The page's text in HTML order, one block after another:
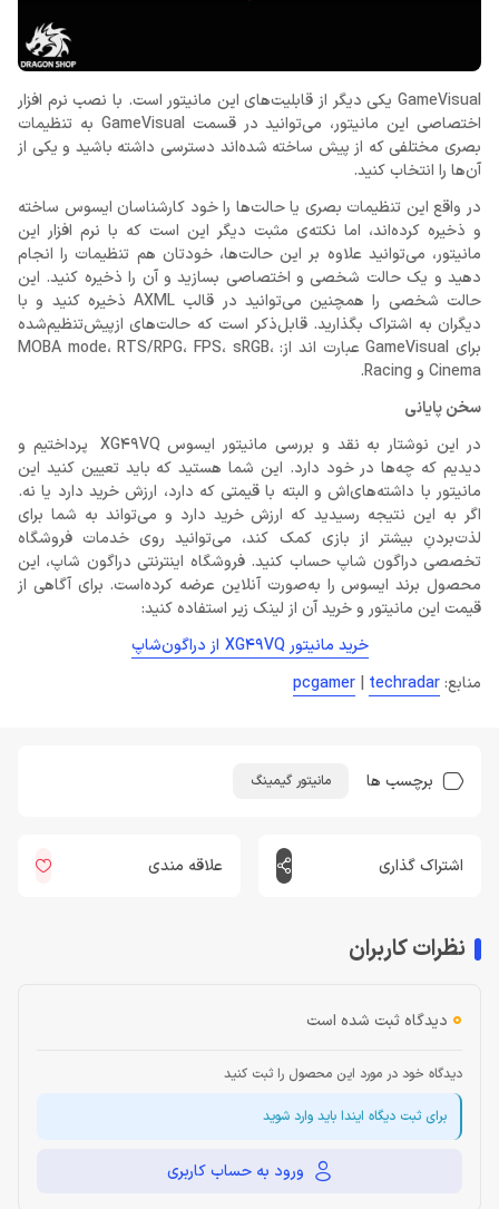
GameVisual یکی دیگر از قابلیت‌های این مانیتور است. با نصب نرم افزار
اختصاصی این مانیتور، می‌توانید در قسمت GameVisual به تنظیمات
بصری مختلفی که از پیش ساخته شده‌اند دسترسی داشته باشید و یکی از
آن‌ها را انتخاب کنید.
در واقع این تنظیمات بصری یا حالت‌ها را خود کارشناسان ایسوس ساخته
و ذخیره کرده‌اند، اما نکته‌ی مثبت دیگر این است که با نرم افزار این
مانیتور، می‌توانید علاوه بر این حالت‌ها، خودتان هم تنظیمات را انجام
دهید و یک حالت شخصی و اختصاصی بسازید و آن را ذخیره کنید. این
حالت شخصی را همچنین می‌توانید در قالب AXML ذخیره کنید و با
دیگران به اشتراک بگذارید. قابل‌ذکر است که حالت‌های ازپیش‌تنظیم‌شده
برای GameVisual عبارت اند از: MOBA mode، RTS/RPG، FPS، sRGB،
Cinema و Racing.
سخن پایانی
در این نوشتار به نقد و بررسی مانیتور ایسوس XG49VQ پرداختیم و
دیدیم که چه‌ها در خود دارد. این شما هستید که باید تعیین کنید این
مانیتور با داشته‌های‌اش و البته با قیمتی که دارد، ارزش خرید دارد یا نه.
اگر به این نتیجه رسیدید که ارزش خرید دارد و می‌تواند به شما برای
لذت‌بردنِ بیشتر از بازی کمک کند، می‌توانید روی خدمات فروشگاه
تخصصی دراگون شاپ حساب کنید. فروشگاه اینترنتی دراگون شاپ، این
محصول برند ایسوس را به‌صورت آنلاین عرضه کرده‌است. برای آگاهی از
قیمت این مانیتور و خرید آن از لینک زیر استفاده کنید:
خرید مانیتور XG49VQ از دراگون‌شاپ
منابع:techradar
pcgamer
برچسب ها مانیتور گیمینگ
اشتراک گذاری علاقه مندی
نظرات کاربران
0 دیدگاه ثبت شده است
دیدگاه خود در مورد این محصول را ثبت کنید
برای ثبت دیگاه ایندا باید وارد شوید
ورود به حساب کاربری